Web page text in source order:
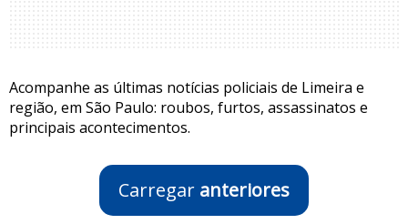
Acompanhe as últimas notícias policiais de Limeira e
região, em São Paulo: roubos, furtos, assassinatos e
principais acontecimentos.
Carregar anteriores